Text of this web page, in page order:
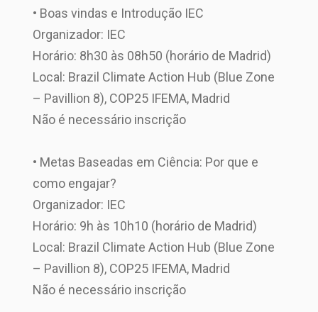
• Boas vindas e Introdução IEC
Organizador: IEC
Horário: 8h30 às 08h50 (horário de Madrid)
Local: Brazil Climate Action Hub (Blue Zone
– Pavillion 8), COP25 IFEMA, Madrid
Não é necessário inscrição
• Metas Baseadas em Ciência: Por que e
como engajar?
Organizador: IEC
Horário: 9h às 10h10 (horário de Madrid)
Local: Brazil Climate Action Hub (Blue Zone
– Pavillion 8), COP25 IFEMA, Madrid
Não é necessário inscrição